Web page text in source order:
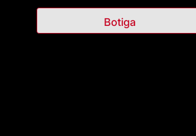
Botiga